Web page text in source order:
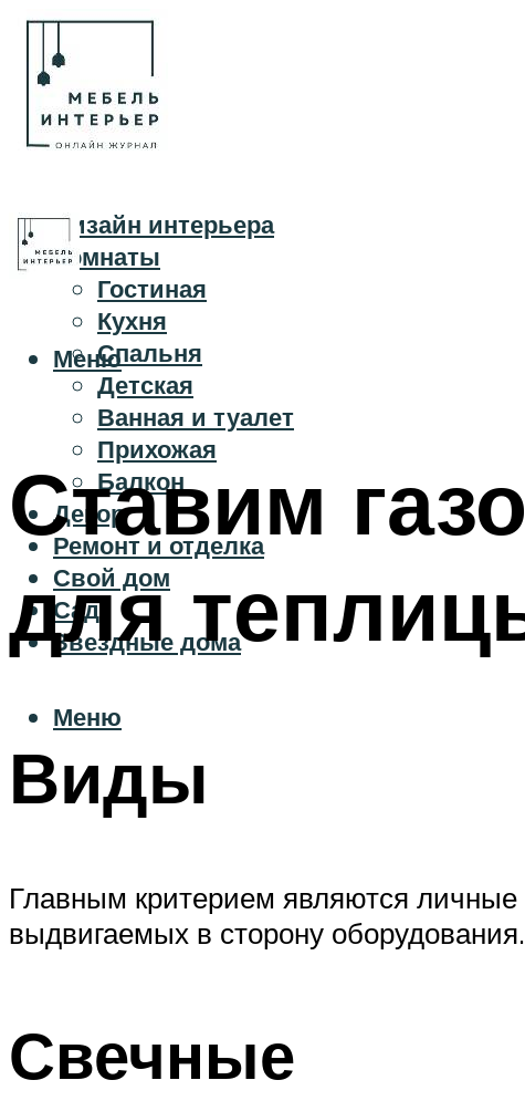
Дизайн интерьера
Комнаты
Гостиная
Кухня
Спальня
Детская
Ванная и туалет
Прихожая
Балкон
Декор
Ремонт и отделка
Свой дом
Сад
Звездные дома
Меню
Меню
Ставим
для
Виды
Главным критерием являются личные
выдвигаемых в сторону
Свечные